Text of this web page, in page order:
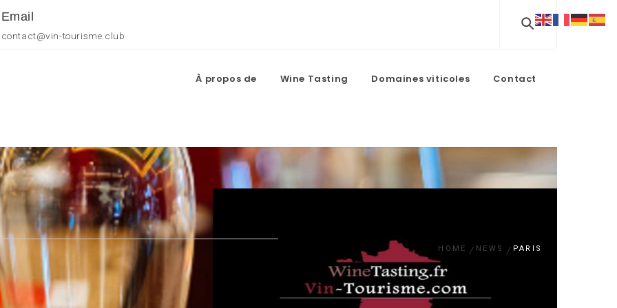
Email
contact@vin-tourisme.club
À propos de Wine Tasting Domaines viticoles Contact
HOME NEWS PARIS